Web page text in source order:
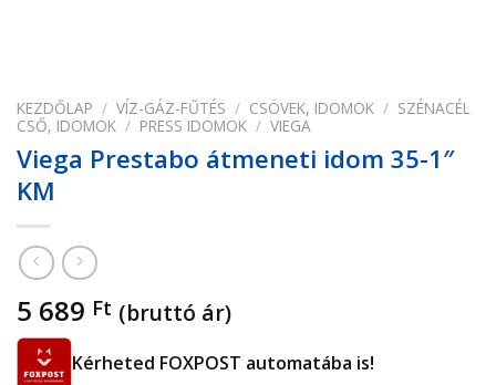
KEZDŐLAP / VÍZ-GÁZ-FŰTÉS / CSÖVEK, IDOMOK / SZÉNACÉL
CSŐ, IDOMOK / PRESS IDOMOK / VIEGA
Viega Prestabo átmeneti idom 35-1″
KM
5 689 Ft (bruttó ár)
Kérheted FOXPOST automatába is!